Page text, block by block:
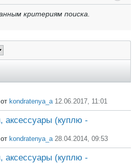
критериям поиска.
kondratenya_a 12.06.2017, 11:01
аксессуары (куплю -
kondratenya_a 28.04.2014, 09:53
аксессуары (куплю -